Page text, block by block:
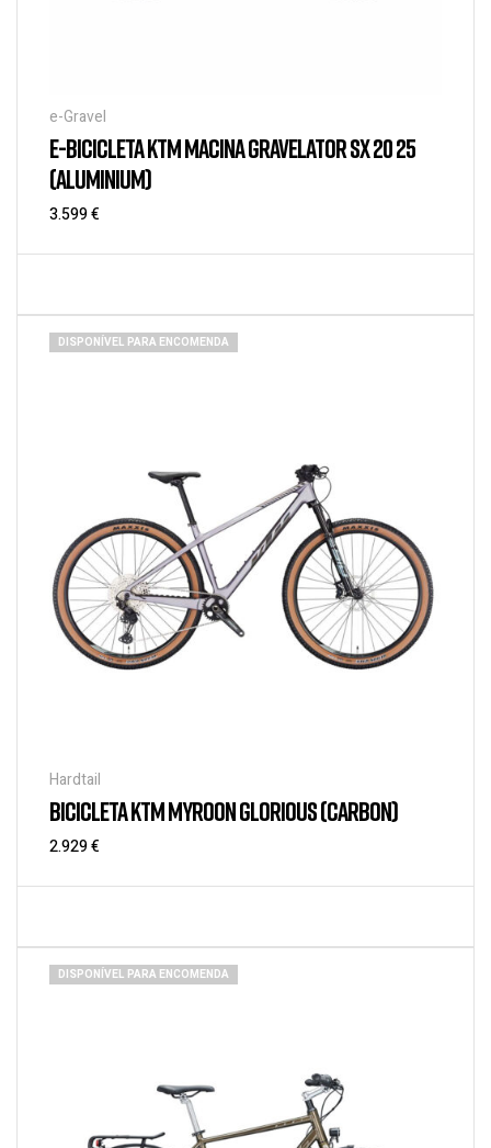
e-Gravel
E-BICICLETA KTM MACINA GRAVELATOR SX 20 25
(ALUMINIUM)
3.599€
DISPONÍVEL PARA ENCOMENDA
Hardtail
BICICLETA KTM MYROON GLORIOUS (CARBON)
2.929€
DISPONÍVEL PARA ENCOMENDA